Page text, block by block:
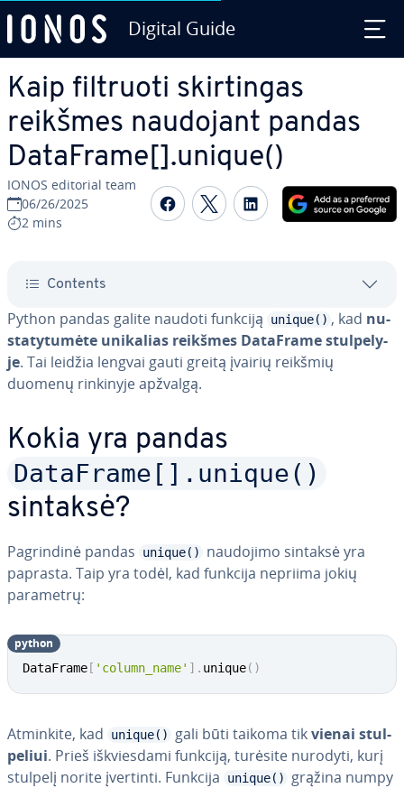
Digital Guide
Kaip filtruoti skir­tin­gas
reikšmes naudojant pandas
DataFrame[].unique()
IONOS editorial team
06/26/2025
2 mins
Share on Facebook
Share on Twitter
Share on
Contents
Python pandas galite naudoti funkciją unique() , kad nu­
sta­ty­tu­mė­te unikalias reikšmes DataFrame stul­pe­ly­
je. Tai leidžia lengvai gauti greitą įvairių reikšmių
duomenų rinkinyje apžvalgą.
Kokia yra pandas
DataFrame[].unique()
sintaksė?
Pag­rin­di­nė pandas unique()
naudojimo sintaksė yra
paprasta. Taip yra todėl, kad funkcija nepriima jokių
parametrų:
DataFrame [ 'column_name' ] . unique( )
python
Atminkite, kad unique() gali būti taikoma tikvienai stul­
pe­liui. Prieš iš­kvies­da­mi funkciją, turėsite nurodyti, kurį
stulpelį norite įvertinti. Funkcija
unique()
grąžina numpy